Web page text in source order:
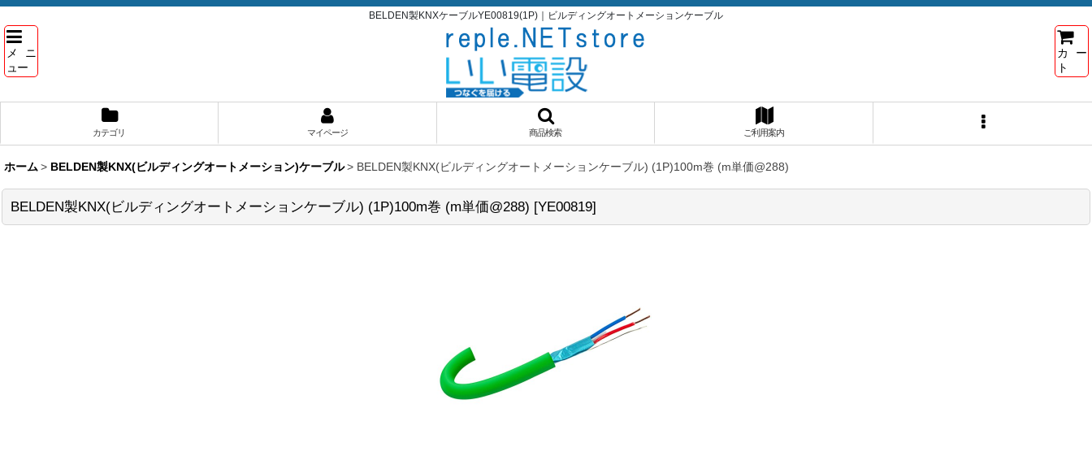
BELDEN製KNXケーブルYE00819(1P)｜ビルディングオートメーションケーブル
メニ
ュー
カー
ト
カテゴリ マイページ 商品検索 ご利用案内
ホーム > BELDEN製KNX(ビルディングオートメーション)ケーブル> BELDEN製KNX(ビルディングオートメーションケーブル) (1P)100m巻 (m単価@288)
BELDEN製KNX(ビルディングオートメーションケーブル) (1P)100m巻 (m単価@288) [YE00819]